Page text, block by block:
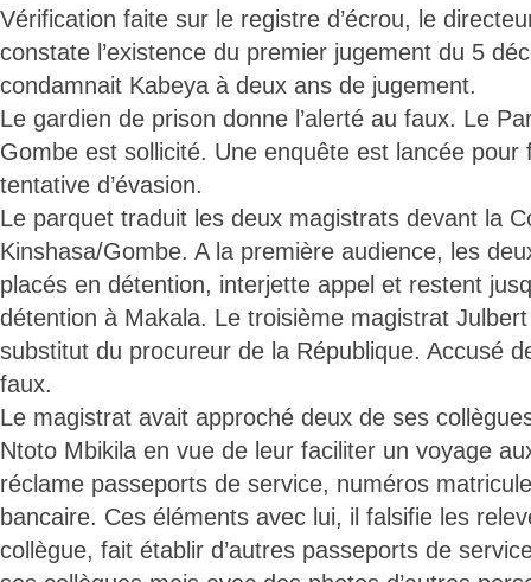
Vérification faite sur le registre d’écrou, le
constate l’existence du premier jugement du 5
condamnait Kabeya à deux ans de jugement.
Le gardien de prison donne l’alerté au faux. Le
Gombe est sollicité. Une enquête est lancée pour
tentative d’évasion.
Le parquet traduit les deux magistrats devant la
Kinshasa/Gombe. A la première audience, les
placés en détention, interjette appel et restent
détention à Makala. Le troisième magistrat
substitut du procureur de la République. Accusé
faux.
Le magistrat avait approché deux de ses
Ntoto Mbikila en vue de leur faciliter un voyage
réclame passeports de service, numéros
bancaire. Ces éléments avec lui, il falsifie les
collègue, fait établir d’autres passeports de